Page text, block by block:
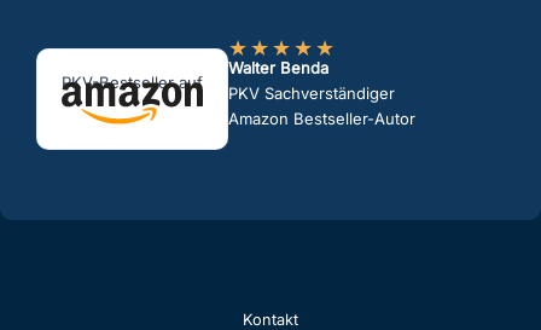
PKV-Bestseller auf
★★★★★
Walter Benda
PKV Sachverständiger
Amazon Bestseller-Autor
Kontakt